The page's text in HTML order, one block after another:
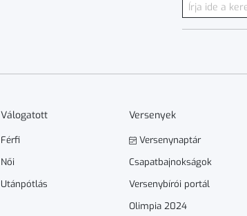
Válogatott
Férfi
Női
Utánpótlás
Versenyek
Versenynaptár
Csapatbajnokságok
Versenybírói portál
Olimpia 2024